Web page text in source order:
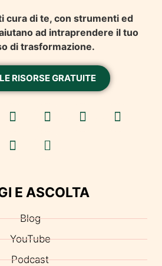
cura di te, con strumenti ed
ad intraprendere il tuo
di trasformazione.
RISORSE GRATUITE
E ASCOLTA
Blog
YouTube
Podcast